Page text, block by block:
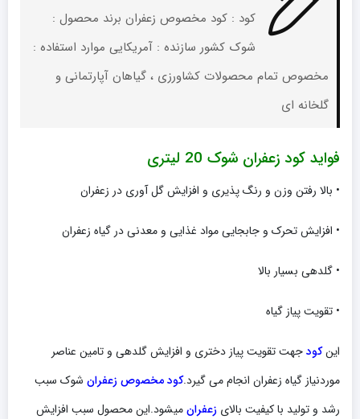
کود : کود مخصوص زعفران برند محصول :
شوک کشور سازنده : آمریکایی موارد استفاده :
مخصوص تمام محصولات کشاورزی ، گیاهان آپارتمانی و
گلخانه ای
فواید کود زعفران شوک 20 لیتری
• بالا رفتن وزن و رنگ پذیری و افزایش گل آوری در زعفران
• افزایش تحرک و جابجایی مواد غذایی و معدنی در گیاه زعفران
• گلدهی بسیار بالا
• تقویت پیاز گیاه
اینکودجهت تقویت پیاز دختری و افزایش گلدهی و تامین عناصر
موردنیاز گیاه زعفران انجام می گیرد.کود مخصوص زعفران شوک سبب
رشد و تولید با کیفیت بالای زعفرانمیشود.این محصول سبب افزایش